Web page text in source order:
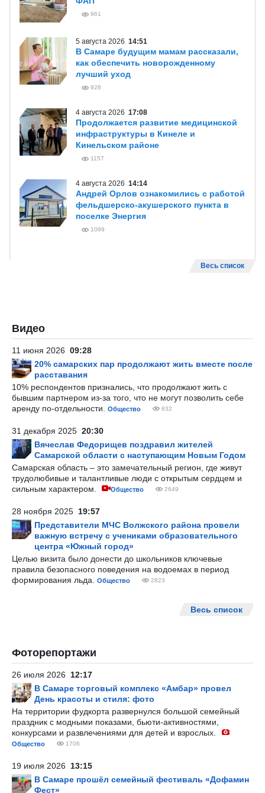
961
5 августа 2026 14:51
В Самаре будущим мамам рассказали,
как обеспечить новорожденному
лучший уход
928
4 августа 2026 17:08
Продолжается развитие медицинской
инфраструктуры в Кинеле и
Кинельском районе
1157
4 августа 2026 14:14
Андрей Орлов ознакомились с работой
фельдшерско-акушерского пункта в
поселке Энергия
1099
Весь список
Видео
11 июня 2026 09:28
20% самарских пар продолжают жить вместе после
расставания
10% респондентов признались, что продолжают жить с
бывшим партнером из-за того, что не могут позволить себе
аренду по-отдельности.
Общество 832
31 декабря 2025 20:30
Вячеслав Федорищев поздравил жителей
Самарской области с наступающим Новым Годом
Самарская область – это замечательный регион, где живут
трудолюбивые и талантливые люди с открытым сердцем и
сильным характером.
Общество 2649
28 ноября 2025 19:57
Представители МЧС Волжского района провели
важную встречу с учениками образовательного
центра «Южный город»
Целью визита было донести до школьников ключевые
правила безопасного поведения на водоемах в период
формирования льда.
Общество 2823
Весь список
Фоторепортажи
26 июля 2026 12:17
В Самаре торговый комплекс «Амбар» провел
День красоты и стиля: фото
На территории фудкорта развернулся большой семейный
праздник с модными показами, бьюти-активностями,
конкурсами и развлечениями для детей и взрослых.
Общество 1706
19 июля 2026 13:15
В Самаре прошёл семейный фестиваль «Дофамин
Фест»